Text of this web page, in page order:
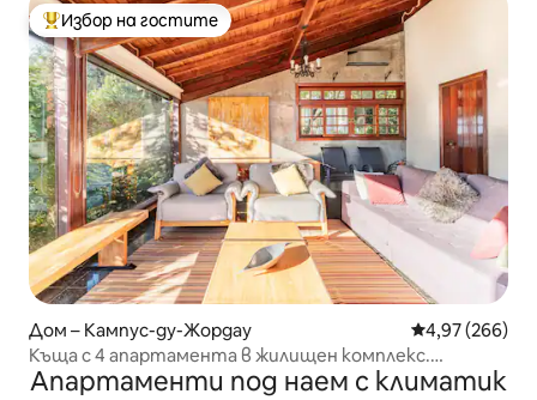
Най-популярен избор на гостите
Избор на гостите
Дом – Кампус-ду-Жордау Средна
4,97 (266)
Къща с 4 апартамента в жилищен комплекс.
Страхотна гледка
Апартаменти под наем с климатик